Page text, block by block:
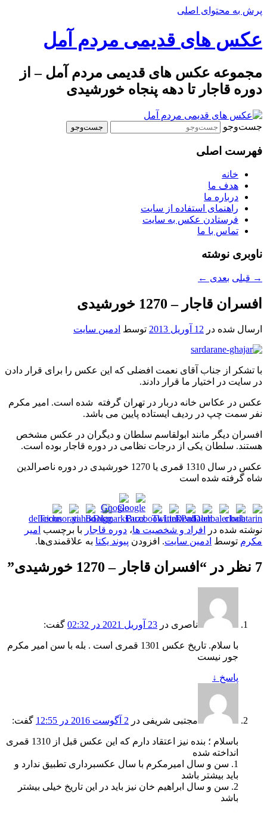
پرش به محتوای اصلی
عکس های قدیمی مردم آمل
مجموعه عکس های قدیمی مردم آمل – از
دوره قاجار تا دهه پنجاه خورشیدی
جست‌وجو
فهرست اصلی
خانه
هدف ما
درباره ما
راهنمای استفاده از سایت
فرستادن عکس به سایت
تماس با ما
ناوبری نوشته
→ قبلی بعدی ←
افسران قاجار – 1270 خورشیدی
ارسال شده در 12 آوریل 2013 توسط ادمین سایت
با تشکر از جناب آقای نعمت افضلی که این عکس را برای قرار دادن
در سایت در اختیار ما قرار دادند.
عکس در عکاس خانه دربار در تهران گرفته شده است. امیر مکرم
نفر سمت چپ در ردیف ایستاده پایین می باشد.
افسران دیگر مانند ابولقاسم سلطان و دیگران در عکس مشخص
هستند. سلطان یکی از درجات نظامی در دوره قاجار بوده است.
عکس در سال 1310 قمری یا 1270 خورشیدی در دوره ناصرالدین
شاه گرفته شده است
نوشته شده در افراد و شخصیت ها، دوره قاجار با برچسب امیر
مکرم توسط ادمین سایت. افزودن پیوند یکتا به علاقمندی‌ها.
7 نظر در “ افسران قاجار – 1270 خورشیدی ”
ناصری در 23 آوریل 2021 در 02:32 گفت:
با سلام. تاریخ عکس 1301 قمری است . بله با سن امیر مکرم
جور نیست
پاسخ ↓
مجتبی شریفی در 2 آگوست 2016 در 12:55 گفت:
باسلام ؛ بنده نیز اعتقاد دارم که این عکس قبل از 1310 قمری
انداخته شده
1. سن و سال امیرمکرم با سال عکسبرداری تطبیق ندارد و
باید بیشتر باشد
2. سن و سال ابراهیم خان نیز باید در این تاریخ خیلی بیشتر
باشد